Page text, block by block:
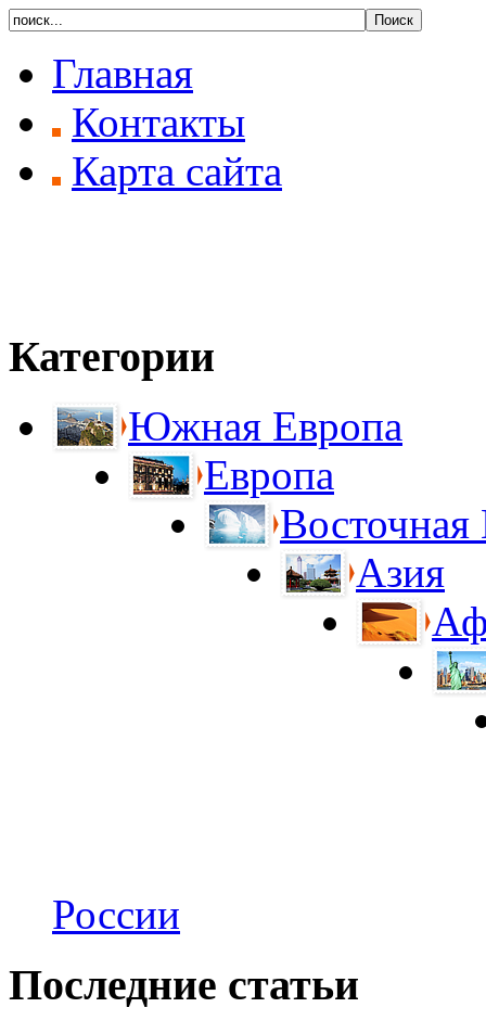
Главная
Контакты
Карта сайта
Категории
Южная Европа
Европа
Восточная
Азия
России
Последние статьи